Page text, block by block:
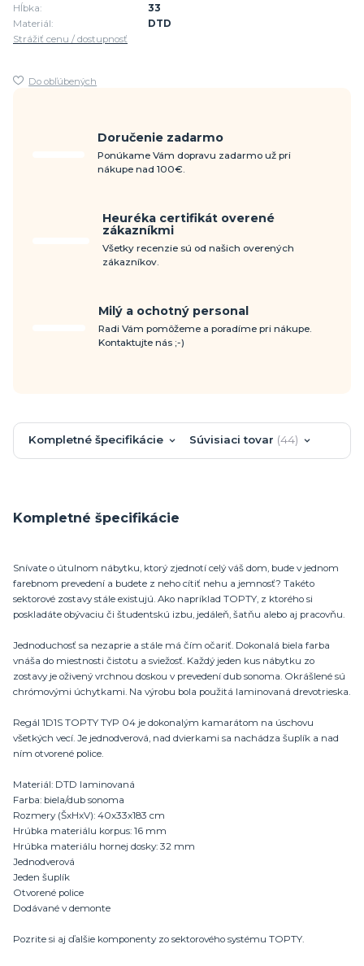
Hĺbka:
33
Materiál:
DTD
Strážiť cenu / dostupnosť
Do obľúbených
Doručenie zadarmo
Ponúkame Vám dopravu zadarmo už pri
nákupe nad 100€.
Heuréka certifikát overené
zákazníkmi
Všetky recenzie sú od našich overených
zákazníkov.
Milý a ochotný personal
Radi Vám pomôžeme a poradíme pri nákupe.
Kontaktujte nás ;-)
Kompletné špecifikácie Súvisiaci tovar 44
Kompletné špecifikácie
Snívate o útulnom nábytku, ktorý zjednotí celý váš dom, bude v jednom
farebnom prevedení a budete z neho cítiť nehu a jemnosť? Takéto
sektorové zostavy stále existujú. Ako napríklad TOPTY, z ktorého si
poskladáte obývaciu či študentskú izbu, jedáleň, šatňu alebo aj pracovňu.
Jednoduchosť sa nezaprie a stále má čím očariť. Dokonalá biela farba
vnáša do miestnosti čistotu a sviežosť. Každý jeden kus nábytku zo
zostavy je oživený vrchnou doskou v prevedení dub sonoma. Okrášlené sú
chrómovými úchytkami. Na výrobu bola použitá laminovaná drevotrieska.
Regál 1D1S TOPTY TYP 04 je dokonalým kamarátom na úschovu
všetkých vecí. Je jednodverová, nad dvierkami sa nachádza šuplík a nad
ním otvorené police.
Materiál: DTD laminovaná
Farba: biela/dub sonoma
Rozmery (ŠxHxV): 40x33x183 cm
Hrúbka materiálu korpus: 16 mm
Hrúbka materiálu hornej dosky: 32 mm
Jednodverová
Jeden šuplík
Otvorené police
Dodávané v demonte
Pozrite si aj ďalšie komponenty zo sektorového systému TOPTY.